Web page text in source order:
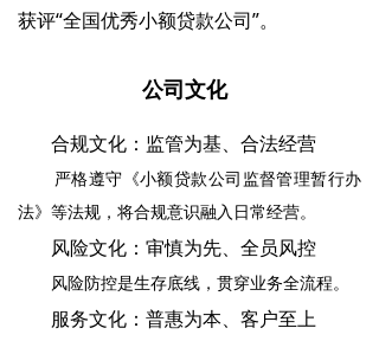
获评“全国优秀小额贷款公司”。
公司文化
合规文化：监管为基、合法经营
严格遵守《小额贷款公司监督管理暂行办
法》等法规，将合规意识融入日常经营。
风险文化：审慎为先、全员风控
风险防控是生存底线，贯穿业务全流程。
服务文化：普惠为本、客户至上